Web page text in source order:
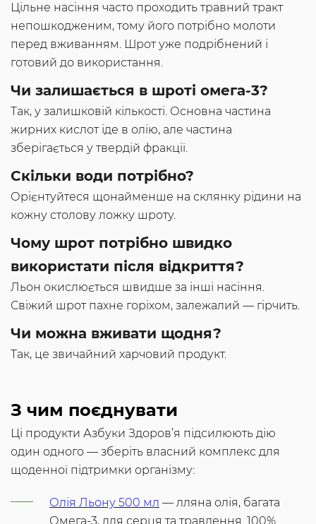
Цільне насіння часто проходить травний тракт
непошкодженим, тому його потрібно молоти
перед вживанням. Шрот уже подрібнений і
готовий до використання.
Чи залишається в шроті омега-3?
Так, у залишковій кількості. Основна частина
жирних кислот іде в олію, але частина
зберігається у твердій фракції.
Скільки води потрібно?
Орієнтуйтеся щонайменше на склянку рідини на
кожну столову ложку шроту.
Чому шрот потрібно швидко
використати після відкриття?
Льон окислюється швидше за інші насіння.
Свіжий шрот пахне горіхом, залежалий — гірчить.
Чи можна вживати щодня?
Так, це звичайний харчовий продукт.
З чим поєднувати
Ці продукти Азбуки Здоров’я підсилюють дію
один одного — зберіть власний комплекс для
щоденної підтримки організму:
Олія Льону 500 мл — лляна олія, багата
Омега-3, для серця та травлення. 100%